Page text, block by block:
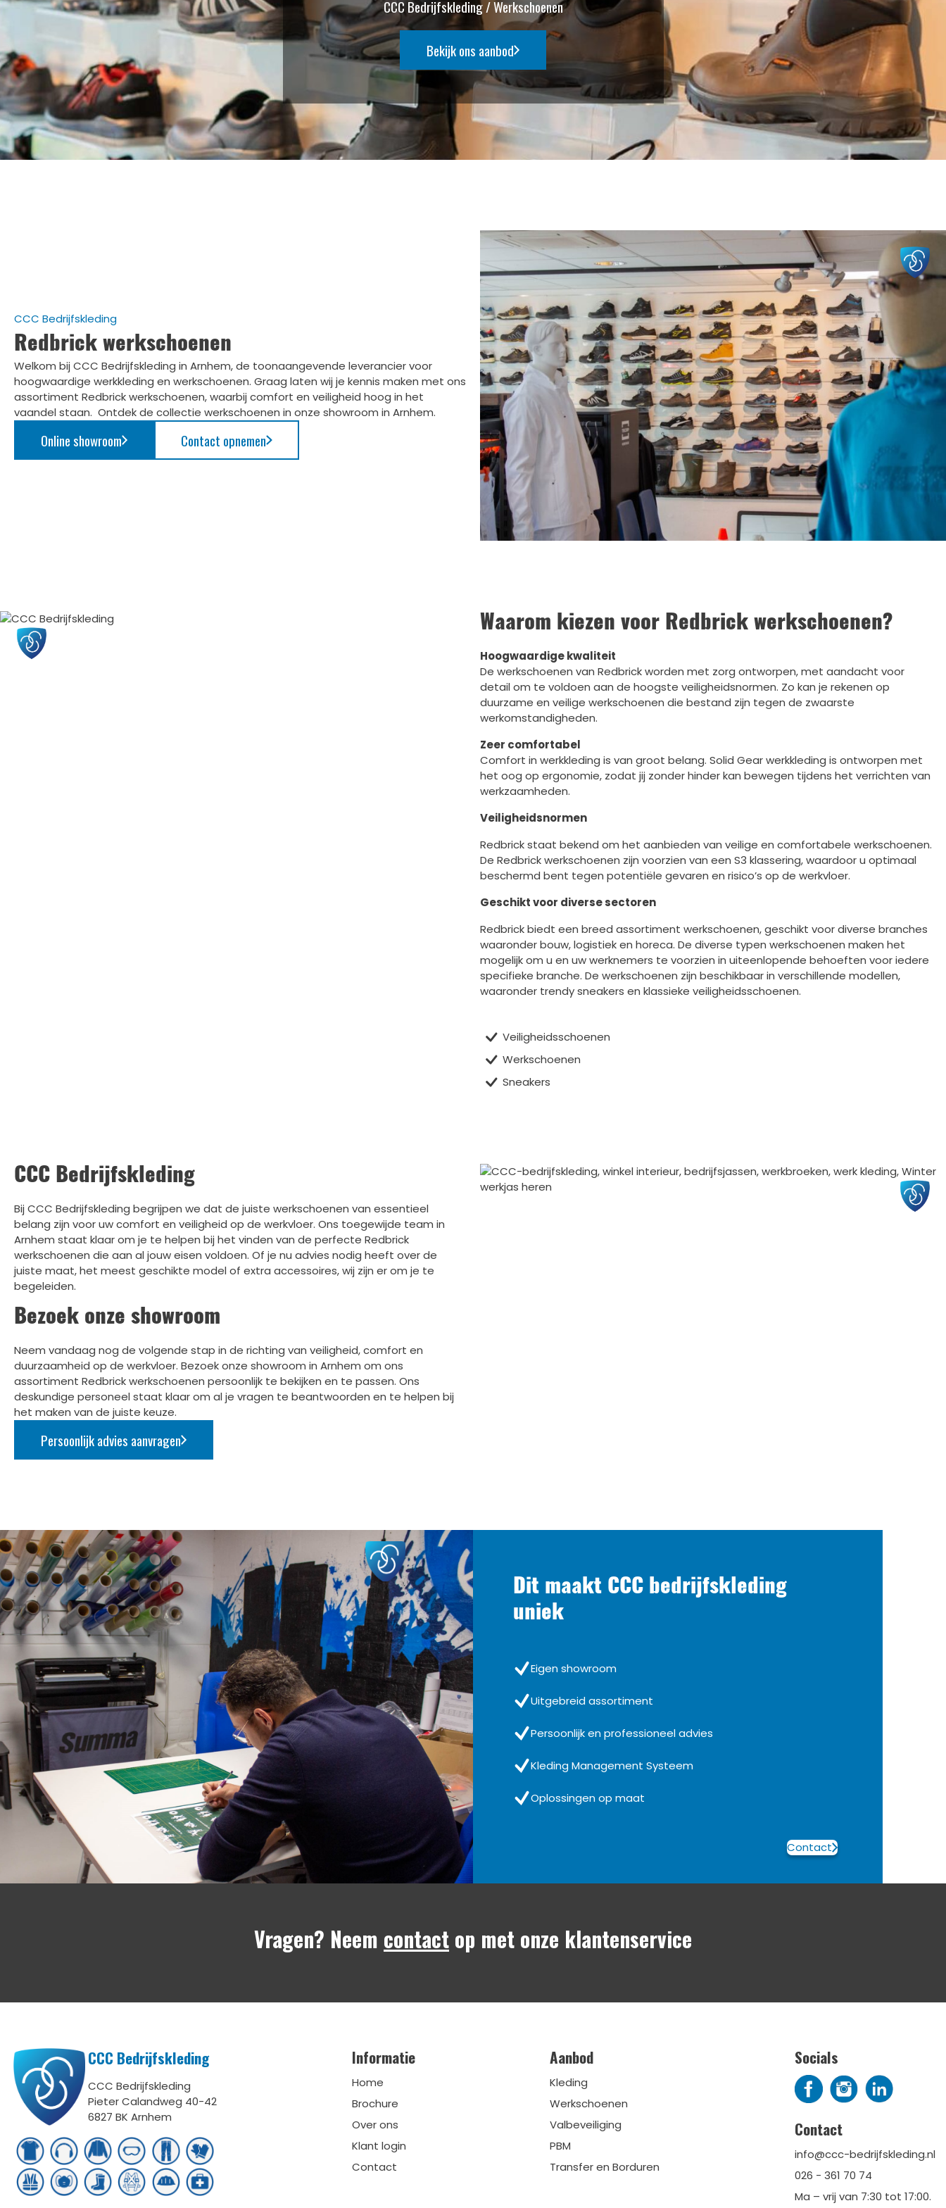
CCC Bedrijfskleding / Werkschoenen
Bekijk ons aanbod
CCC Bedrijfskleding
Redbrick werkschoenen
Welkom bij CCC Bedrijfskleding in Arnhem, de toonaangevende leverancier voor
hoogwaardige werkkleding en werkschoenen. Graag laten wij je kennis maken met ons
assortiment Redbrick werkschoenen, waarbij comfort en veiligheid hoog in het
vaandel staan. Ontdek de collectie werkschoenen in onze showroom in Arnhem.
Online showroom Contact opnemen
Waarom kiezen voor Redbrick werkschoenen?
Hoogwaardige kwaliteit
De werkschoenen van Redbrick worden met zorg ontworpen, met aandacht voor
detail om te voldoen aan de hoogste veiligheidsnormen. Zo kan je rekenen op
duurzame en veilige werkschoenen die bestand zijn tegen de zwaarste
werkomstandigheden.
Zeer comfortabel
Comfort in werkkleding is van groot belang. Solid Gear werkkleding is ontworpen met
het oog op ergonomie, zodat jij zonder hinder kan bewegen tijdens het verrichten van
werkzaamheden.
Veiligheidsnormen
Redbrick staat bekend om het aanbieden van veilige en comfortabele werkschoenen.
De Redbrick werkschoenen zijn voorzien van een S3 klassering, waardoor u optimaal
beschermd bent tegen potentiële gevaren en risico’s op de werkvloer.
Geschikt voor diverse sectoren
Redbrick biedt een breed assortiment werkschoenen, geschikt voor diverse branches
waaronder bouw, logistiek en horeca. De diverse typen werkschoenen maken het
mogelijk om u en uw werknemers te voorzien in uiteenlopende behoeften voor iedere
specifieke branche. De werkschoenen zijn beschikbaar in verschillende modellen,
waaronder trendy sneakers en klassieke veiligheidsschoenen.
Veiligheidsschoenen
Werkschoenen
Sneakers
CCC Bedrijfskleding
Bij CCC Bedrijfskleding begrijpen we dat de juiste werkschoenen van essentieel
belang zijn voor uw comfort en veiligheid op de werkvloer. Ons toegewijde team in
Arnhem staat klaar om je te helpen bij het vinden van de perfecte Redbrick
werkschoenen die aan al jouw eisen voldoen. Of je nu advies nodig heeft over de
juiste maat, het meest geschikte model of extra accessoires, wij zijn er om je te
begeleiden.
Bezoek onze showroom
Neem vandaag nog de volgende stap in de richting van veiligheid, comfort en
duurzaamheid op de werkvloer. Bezoek onze showroom in Arnhem om ons
assortiment Redbrick werkschoenen persoonlijk te bekijken en te passen. Ons
deskundige personeel staat klaar om al je vragen te beantwoorden en te helpen bij
het maken van de juiste keuze.
Persoonlijk advies aanvragen
Dit maakt CCC bedrijfskleding
uniek
Eigen showroom
Uitgebreid assortiment
Persoonlijk en professioneel advies
Kleding Management Systeem
Oplossingen op maat
Contact
Vragen? Neem contact op met onze klantenservice
CCC Bedrijfskleding
CCC Bedrijfskleding
Pieter Calandweg 40-42
6827 BK Arnhem
Informatie
Home
Brochure
Over ons
Klant login
Contact
Aanbod
Kleding
Werkschoenen
Valbeveiliging
PBM
Transfer en Borduren
Socials
Contact
info@ccc-bedrijfskleding.nl
026 - 361 70 74
Ma – vrij van 7:30 tot 17:00.